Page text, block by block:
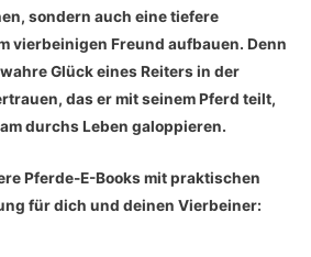
sondern auch eine tiefere
vierbeinigen Freund aufbauen. Denn
Glück eines Reiters in der
das er mit seinem Pferd teilt,
durchs Leben galoppieren.
Pferde-E-Books mit praktischen
für dich und deinen Vierbeiner: